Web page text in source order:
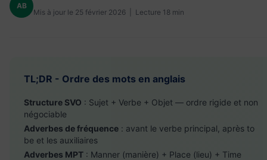
AB
Mis à jour le 25 février 2026 | Lecture 18 min
TL;DR - Ordre des mots en anglais
Structure SVO : Sujet + Verbe + Objet — ordre rigide et non
négociable
Adverbes de fréquence : avant le verbe principal, après to
be et les auxiliaires
Adverbes MPT : Manner (manière) + Place (lieu) + Time